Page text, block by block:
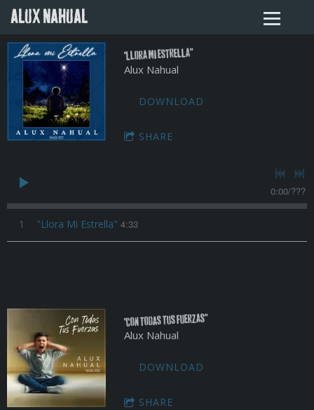
ALUX NAHUAL
"Llora Mi Estrella"
Alux Nahual
DOWNLOAD
SHARE
0:00/???
1 "Llora Mi Estrella" 4:33
"Con Todas Tus Fuerzas"
Alux Nahual
DOWNLOAD
SHARE